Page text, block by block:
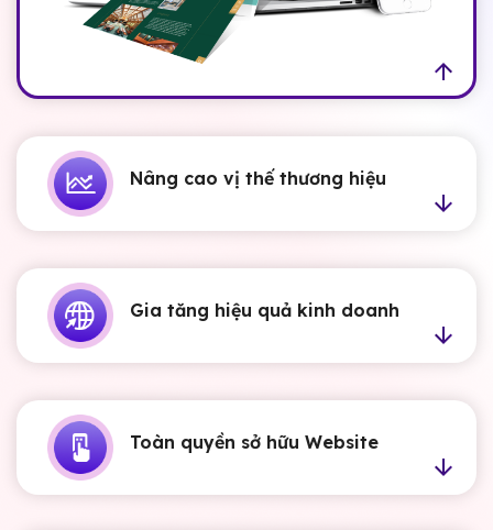
Nâng cao vị thế thương hiệu
Gia tăng hiệu quả kinh doanh
Toàn quyền sở hữu Website